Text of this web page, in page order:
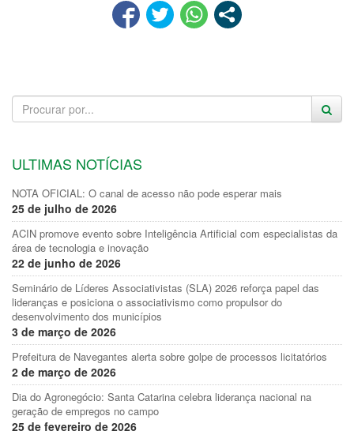
ULTIMAS NOTÍCIAS
NOTA OFICIAL: O canal de acesso não pode esperar mais
25 de julho de 2026
ACIN promove evento sobre Inteligência Artificial com especialistas da
área de tecnologia e inovação
22 de junho de 2026
Seminário de Líderes Associativistas (SLA) 2026 reforça papel das
lideranças e posiciona o associativismo como propulsor do
desenvolvimento dos municípios
3 de março de 2026
Prefeitura de Navegantes alerta sobre golpe de processos licitatórios
2 de março de 2026
Dia do Agronegócio: Santa Catarina celebra liderança nacional na
geração de empregos no campo
25 de fevereiro de 2026